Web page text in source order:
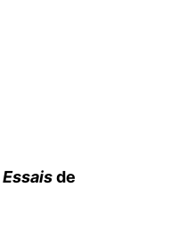
Essaisde